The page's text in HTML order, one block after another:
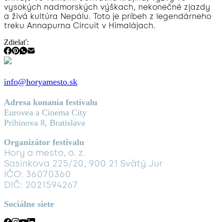
vysokých nadmorských výškach, nekonečné zjazdy
a živá kultúra Nepálu. Toto je príbeh z legendárneho
treku Annapurna Circuit v Himalájach.
Zdielať:
info@horyamesto.sk
Adresa konania festivalu
Eurovea a Cinema City
Pribinova 8, Bratislava
Organizátor festivalu
Hory a mesto, o. z.
Sasinkova 225/20, 900 21 Svätý Jur
IČO: 36070360
DIČ: 2021594267
Sociálne siete